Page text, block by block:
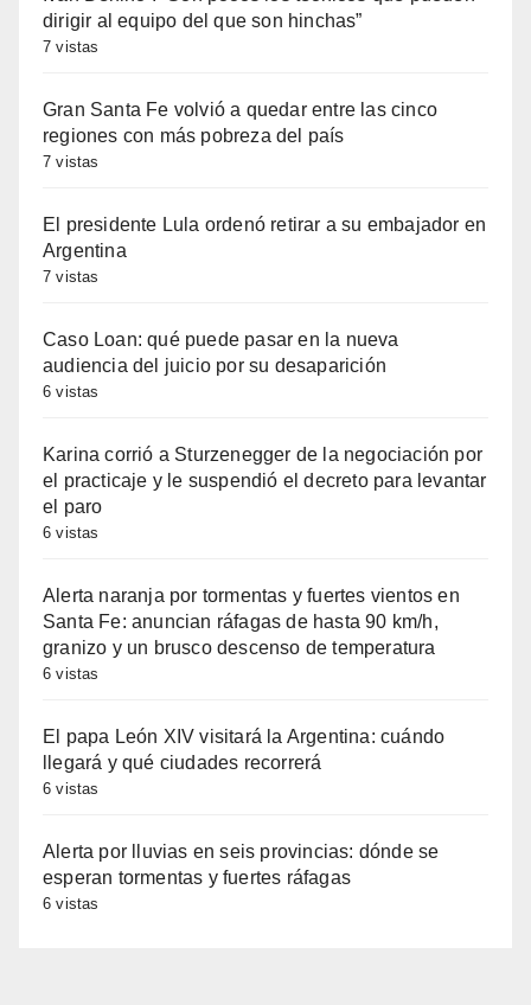
dirigir al equipo del que son hinchas”
7 vistas
Gran Santa Fe volvió a quedar entre las cinco
regiones con más pobreza del país
7 vistas
El presidente Lula ordenó retirar a su embajador en
Argentina
7 vistas
Caso Loan: qué puede pasar en la nueva
audiencia del juicio por su desaparición
6 vistas
Karina corrió a Sturzenegger de la negociación por
el practicaje y le suspendió el decreto para levantar
el paro
6 vistas
Alerta naranja por tormentas y fuertes vientos en
Santa Fe: anuncian ráfagas de hasta 90 km/h,
granizo y un brusco descenso de temperatura
6 vistas
El papa León XIV visitará la Argentina: cuándo
llegará y qué ciudades recorrerá
6 vistas
Alerta por lluvias en seis provincias: dónde se
esperan tormentas y fuertes ráfagas
6 vistas